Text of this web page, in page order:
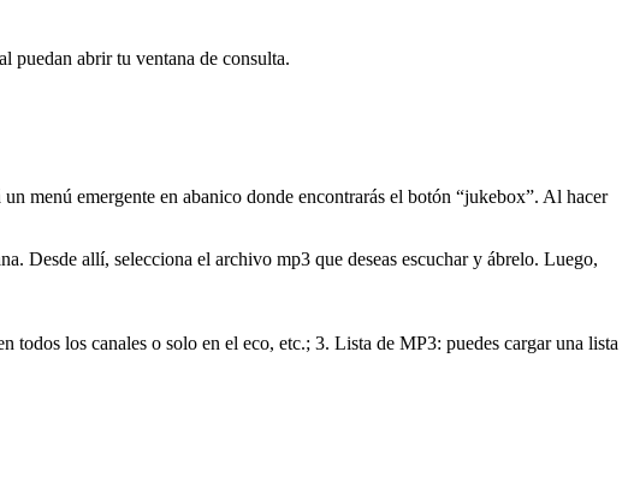
puedan abrir tu ventana de consulta.
menú emergente en abanico donde encontrarás el botón “jukebox”. Al hacer
Desde allí, selecciona el archivo mp3 que deseas escuchar y ábrelo. Luego,
todos los canales o solo en el eco, etc.; 3. Lista de MP3: puedes cargar una lista